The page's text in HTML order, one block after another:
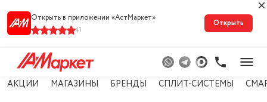
Открыть в приложении «АстМарке‪т‬»
41
Открыть
АКЦИИ МАГАЗИНЫ БРЕНДЫ СПЛИТ-СИСТЕМЫ